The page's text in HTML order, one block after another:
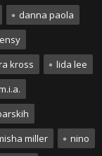
danna paola
kross
lida lee
miller
nino